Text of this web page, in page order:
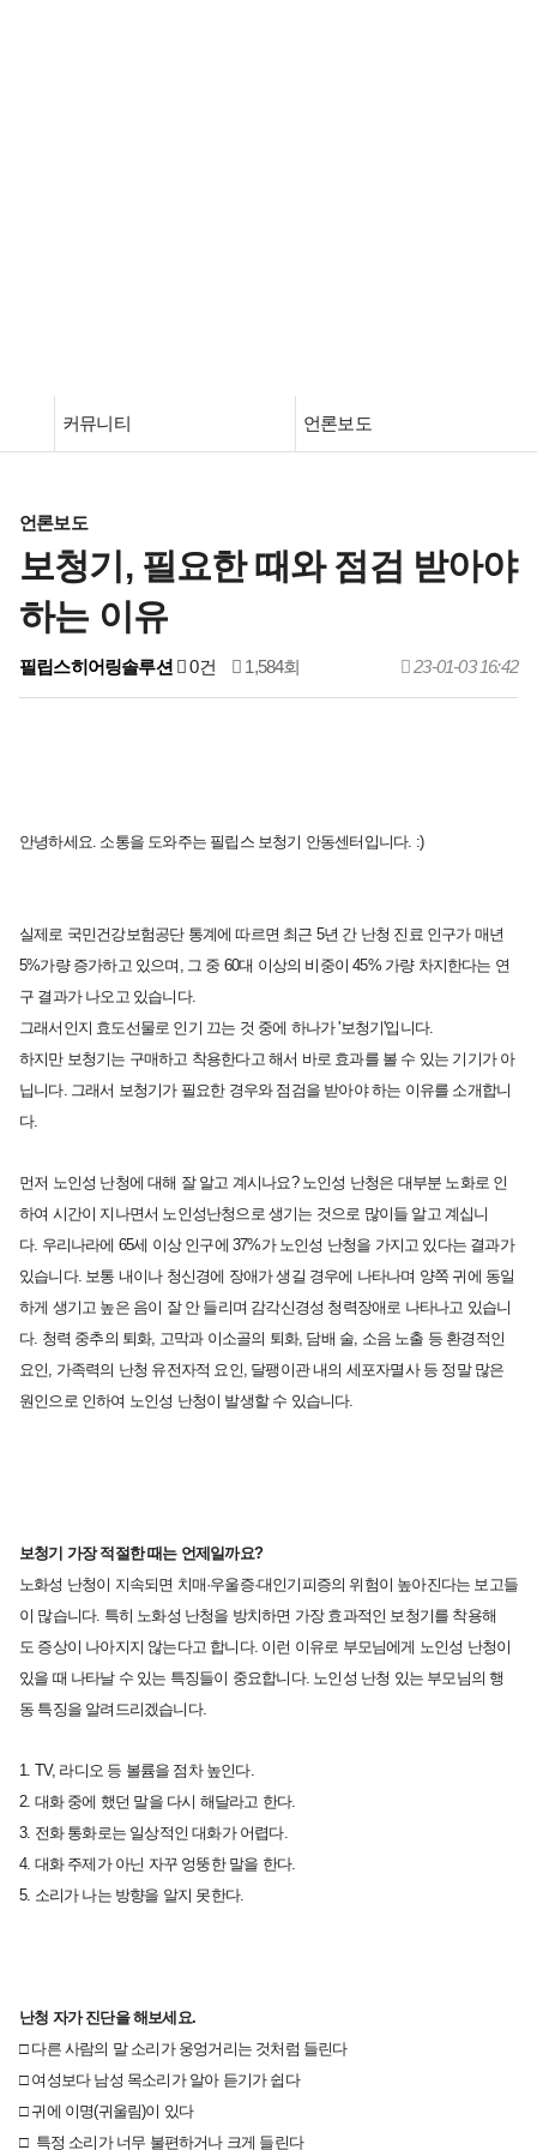
커뮤니티 언론보도
언론보도
보청기, 필요한 때와 점검 받아야
하는 이유
필립스히어링솔루션 0건 1,584회 23-01-03 16:42
안녕하세요. 소통을 도와주는 필립스 보청기 안동센터입니다. :)
실제로 국민건강보험공단 통계에 따르면 최근 5년 간 난청 진료 인구가 매년
5%가량 증가하고 있으며, 그 중 60대 이상의 비중이 45% 가량 차지한다는 연
구 결과가 나오고 있습니다.
그래서인지 효도선물로 인기 끄는 것 중에 하나가 '보청기'입니다.
하지만 보청기는 구매하고 착용한다고 해서 바로 효과를 볼 수 있는 기기가 아
닙니다. 그래서 보청기가 필요한 경우와 점검을 받아야 하는 이유를 소개합니
다.
먼저 노인성 난청에 대해 잘 알고 계시나요? 노인성 난청은 대부분 노화로 인
하여 시간이 지나면서 노인성난청으로 생기는 것으로 많이들 알고 계십니
다. 우리나라에 65세 이상 인구에 37%가 노인성 난청을 가지고 있다는 결과가
있습니다. 보통 내이나 청신경에 장애가 생길 경우에 나타나며 양쪽 귀에 동일
하게 생기고 높은 음이 잘 안 들리며 감각신경성 청력장애로 나타나고 있습니
다. 청력 중추의 퇴화, 고막과 이소골의 퇴화, 담배 술, 소음 노출 등 환경적인
요인, 가족력의 난청 유전자적 요인, 달팽이관 내의 세포자멸사 등 정말 많은
원인으로 인하여 노인성 난청이 발생할 수 있습니다.
보청기 가장 적절한 때는 언제일까요?
노화성 난청이 지속되면 치매·우울증·대인기피증의 위험이 높아진다는 보고들
이 많습니다. 특히 노화성 난청을 방치하면 가장 효과적인 보청기를 착용해
도 증상이 나아지지 않는다고 합니다. 이런 이유로 부모님에게 노인성 난청이
있을 때 나타날 수 있는 특징들이 중요합니다. 노인성 난청 있는 부모님의 행
동 특징을 알려드리겠습니다.
1. TV, 라디오 등 볼륨을 점차 높인다.
2. 대화 중에 했던 말을 다시 해달라고 한다.
3. 전화 통화로는 일상적인 대화가 어렵다.
4. 대화 주제가 아닌 자꾸 엉뚱한 말을 한다.
5. 소리가 나는 방향을 알지 못한다.
난청 자가 진단을 해보세요.
□ 다른 사람의 말 소리가 웅엉거리는 것처럼 들린다
□ 여성보다 남성 목소리가 알아 듣기가 쉽다
□ 귀에 이명(귀울림)이 있다
□ 특정 소리가 너무 불편하거나 크게 들린다